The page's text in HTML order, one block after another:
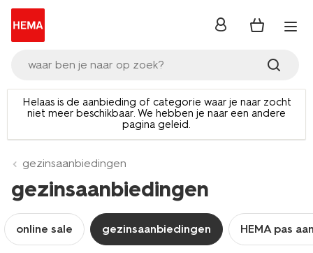
waar ben je naar op zoek?
inloggen
Helaas is de aanbieding of categorie waar je naar zocht
niet meer beschikbaar. We hebben je naar een andere
pagina geleid.
gezinsaanbiedingen
gezinsaanbiedingen
online sale gezinsaanbiedingen HEMA pas